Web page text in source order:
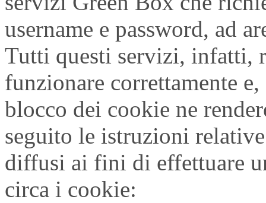
username e password, ad
Tutti questi servizi, infatti,
funzionare correttamente
blocco dei cookie ne
seguito le istruzioni
diffusi ai fini di effettuare
circa i cookie: